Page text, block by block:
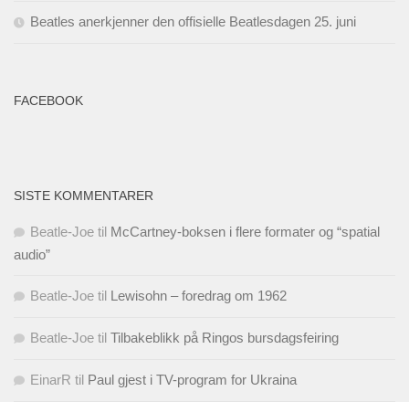
Beatles anerkjenner den offisielle Beatlesdagen 25. juni
FACEBOOK
SISTE KOMMENTARER
Beatle-Joe til McCartney-boksen i flere formater og “spatial
audio”
Beatle-Joe til Lewisohn – foredrag om 1962
Beatle-Joe til Tilbakeblikk på Ringos bursdagsfeiring
EinarR til Paul gjest i TV-program for Ukraina